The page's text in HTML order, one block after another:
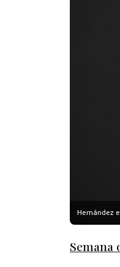
Hernández
Semana